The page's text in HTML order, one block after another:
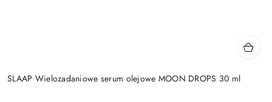
SLAAP Wielozadaniowe serum olejowe MOON DROPS 30 ml